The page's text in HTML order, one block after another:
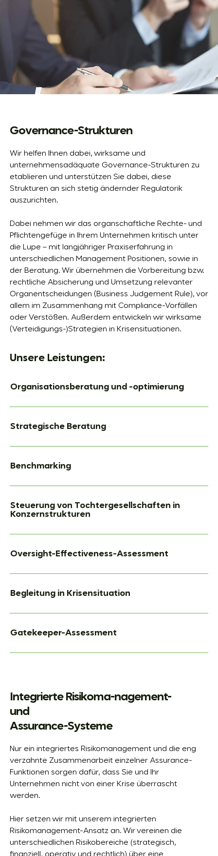
Governance-Strukturen
Wir helfen Ihnen dabei, wirksame und
unternehmensadäquate Governance-Strukturen zu
etablieren und unterstützen Sie dabei, diese
Strukturen an sich stetig ändernder Regulatorik
auszurichten.
Dabei nehmen wir das organschaftliche Rechte- und
Pflichtengefüge in Ihrem Unternehmen kritisch unter
die Lupe – mit langjähriger Praxiserfahrung in
unterschiedlichen Management Positionen, sowie in
der Beratung. Wir übernehmen die Vorbereitung bzw.
rechtliche Absicherung und Umsetzung relevanter
Organentscheidungen (Business Judgement Rule), vor
allem im Zusammenhang mit Compliance-Vorfällen
oder Verstößen. Außerdem entwickeln wir wirksame
(Verteidigungs-)Strategien in Krisensituationen.
Unsere Leistungen:
Organisationsberatung und -optimierung
Strategische Beratung
Benchmarking
Steuerung von Tochtergesellschaften in
Konzernstrukturen
Oversight-Effectiveness-Assessment
Begleitung in Krisensituation
Gatekeeper-Assessment
Integrierte Risikoma-nagement-
und
Assurance-Systeme
Nur ein integriertes Risikomanagement und die eng
verzahnte Zusammenarbeit einzelner Assurance-
Funktionen sorgen dafür, dass Sie und Ihr
Unternehmen nicht von einer Krise überrascht
werden.
Hier setzen wir mit unserem integrierten
Risikomanagement-Ansatz an. Wir vereinen die
unterschiedlichen Risikobereiche (strategisch,